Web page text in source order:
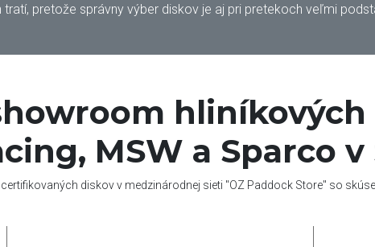
tratí, pretože správny výber diskov je aj pri pretekoch veľmi
hliníkových
MSW a Sparco v
diskov v medzinárodnej sieti "OZ Paddock Store" so